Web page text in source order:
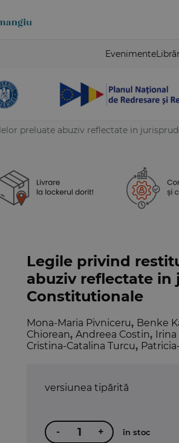
Evenimente
preluate abuziv reflectate in
Legile privind
abuziv reflectate in
Constitutionale
Mona-Maria Pivniceru, Benke
Chiorean, Andreea Costin,
Cristina-Catalina Turcu,
versiunea tipărită
- + în stoc